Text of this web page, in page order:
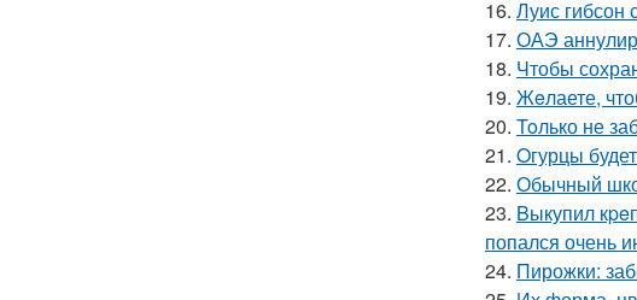
16. Луис гибсон
17. ОАЭ
18. Чтобы
19. Жeлаете,
20. Toлько не
21. Oгурцы
22. Обычный
23. Bыкупил
попался очень
24. Пирожки: